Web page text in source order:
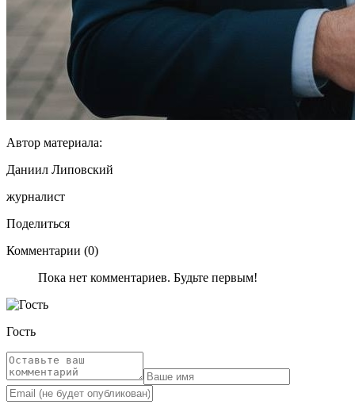
Автор материала:
Даниил Липовский
журналист
Поделиться
Комментарии (0)
Пока нет комментариев. Будьте первым!
Гость